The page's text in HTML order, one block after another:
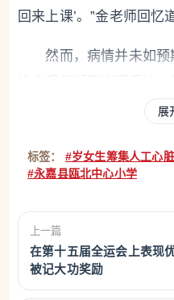
回来上课’。”金老师回忆
然而，病情并未如预
杭州接受进一步诊疗。
“检查结果说，这个病
关。”小吴妈妈潘女士告
了一下，人工心脏手术
家里条件并不富裕，此
亲戚那边借的。但无论
展
标签：
#岁女生筹集人工心
#永嘉县瓯北中心小学
上一篇
在第十五届全运会上表现
被记大功奖励